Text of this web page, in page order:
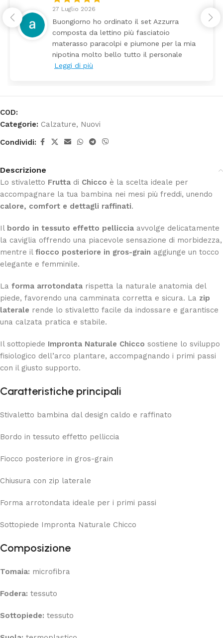
24 Luglio 2026
Tutti perfetto! Ho ordinato un lettino che é
arrivato ben imballato dopo pochi giorni.
Prezzo ottimi rispetto la concorrenza
COD:
Categorie: Calzature, Nuovi
Condividi:
Descrizione
Lo stivaletto Frutta di Chicco è la scelta ideale per
accompagnare la tua bambina nei mesi più freddi, unendo
calore, comfort e dettagli raffinati.
Il bordo in tessuto effetto pelliccia avvolge delicatamente
la caviglia offrendo una piacevole sensazione di morbidezza,
mentre il fiocco posteriore in gros-grain aggiunge un tocco
elegante e femminile.
La forma arrotondata rispetta la naturale anatomia del
piede, favorendo una camminata corretta e sicura. La zip
laterale rende lo stivaletto facile da indossare e garantisce
una calzata pratica e stabile.
Il sottopiede Impronta Naturale Chicco sostiene lo sviluppo
fisiologico dell’arco plantare, accompagnando i primi passi
con il giusto supporto.
Caratteristiche principali
Stivaletto bambina dal design caldo e raffinato
Bordo in tessuto effetto pelliccia
Fiocco posteriore in gros-grain
Chiusura con zip laterale
Forma arrotondata ideale per i primi passi
Sottopiede Impronta Naturale Chicco
Composizione
Tomaia: microfibra
Fodera: tessuto
Sottopiede: tessuto